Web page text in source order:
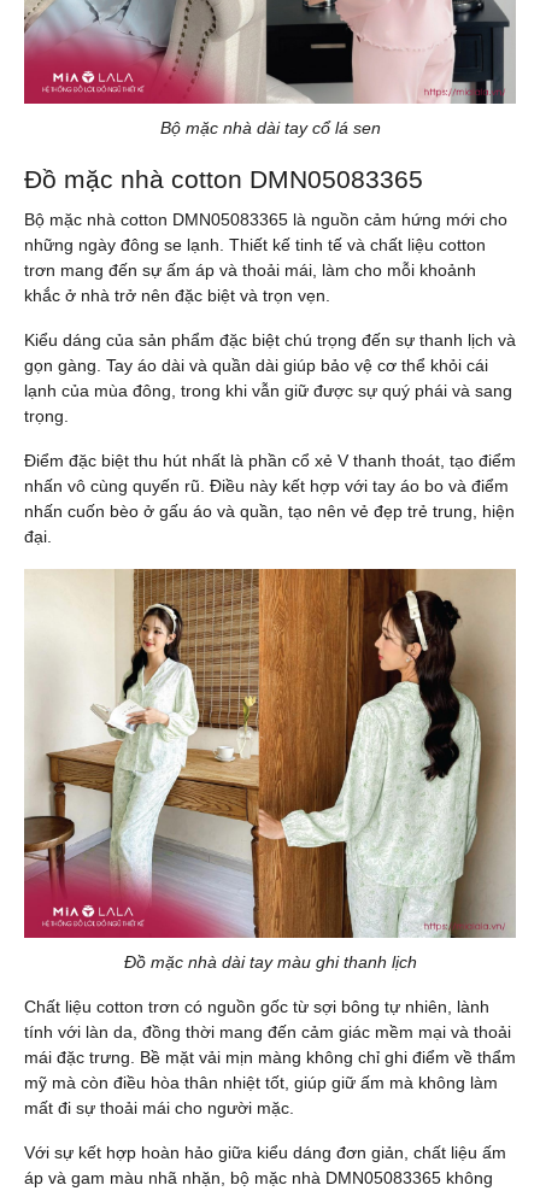
Bộ mặc nhà dài tay cổ lá sen
Đồ mặc nhà cotton DMN05083365
Bộ mặc nhà cotton DMN05083365 là nguồn cảm hứng mới cho
những ngày đông se lạnh. Thiết kế tinh tế và chất liệu cotton
trơn mang đến sự ấm áp và thoải mái, làm cho mỗi khoảnh
khắc ở nhà trở nên đặc biệt và trọn vẹn.
Kiểu dáng của sản phẩm đặc biệt chú trọng đến sự thanh lịch và
gọn gàng. Tay áo dài và quần dài giúp bảo vệ cơ thể khỏi cái
lạnh của mùa đông, trong khi vẫn giữ được sự quý phái và sang
trọng.
Điểm đặc biệt thu hút nhất là phần cổ xẻ V thanh thoát, tạo điểm
nhấn vô cùng quyến rũ. Điều này kết hợp với tay áo bo và điểm
nhấn cuốn bèo ở gấu áo và quần, tạo nên vẻ đẹp trẻ trung, hiện
đại.
Đồ mặc nhà dài tay màu ghi thanh lịch
Chất liệu cotton trơn có nguồn gốc từ sợi bông tự nhiên, lành
tính với làn da, đồng thời mang đến cảm giác mềm mại và thoải
mái đặc trưng. Bề mặt vải mịn màng không chỉ ghi điểm về thẩm
mỹ mà còn điều hòa thân nhiệt tốt, giúp giữ ấm mà không làm
mất đi sự thoải mái cho người mặc.
Với sự kết hợp hoàn hảo giữa kiểu dáng đơn giản, chất liệu ấm
áp và gam màu nhã nhặn, bộ mặc nhà DMN05083365 không